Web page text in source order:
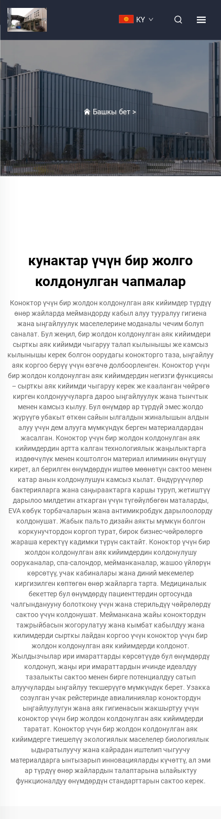
KY
Башкы бет>
кунактар үчүн бир жолго
колдонулган чапмалар
Коноктор үчүн бир жолдон колдонулган аяк кийимдер түрдүү
өнөр жайларда меймандорду кабыл алуу тууралуу гигиена
жана ыңгайлуулук маселелерине моданалы чечим болуп
саналат. Бул жеңил, бир жолдон колдонулган аяк кийимдери
сырткы аяк кийимди чыгаруу талап кылынышы же камсыз
кылынышы керек болгон оорудагы конокторго таза, ыңгайлуу
аяк коргоо берүү үчүн өзгөчө долбоорленген. Коноктор үчүн
бир жолдон колдонулган аяк кийимдердин негизги функциясы
– сырткы аяк кийимди чыгаруу керек же кааланган чөйрөгө
кирген колдонуучуларга дароо ыңгайлуулук жана тынчтык
менен камсыз кылуу. Бул өнүмдөр ар түрдүй эмес жолдо
жүрүүгө убакыт өткөн сайын ылгалдын жиналышын алдын
алуу үчүн дем алууга мүмкүндүк берген материалдардан
жасалган. Коноктор үчүн бир жолдон колдонулган аяк
кийимдердин артта калган технологиялык жаңылыктарга
издөөчүлүк менен коштолгон материал илиминин өнүгүшү
кирет, ал берилген өнүмдөрдүн иштөө мөөнөтүн сактоо менен
катар анын колдонулушун камсыз кылат. Өндүрүүчүлөр
бактерияларга жана саңыраактарга каршы туруп, жетиштүү
дарылоо милдетин аткарган үчүн түгөйүлбөгөн маталарды,
EVA көбүк торбачаларын жана антимикробдук дарылоолорду
колдонушат. Жабык пальто дизайн аякты мүмкүн болгон
коркунучтордон коргоп турат, бирок бизнес-чөйрөлөргө
жараша керектүү кадимки түрүн сактайт. Коноктор үчүн бир
жолдон колдонулган аяк кийимдердин колдонулушу
ооруканалар, спа-салондор, мейманканалар, жашоо үйлөрүн
көрсөтүү, учак кабиналары жана диний мекемелер
киргизилген көптөгөн өнөр жайларга тарта. Медициналык
бекеттер бул өнүмдөрдү пациенттердин ортосунда
чалгынданууну болоткону үчүн жана стерильдүү чөйрөлөрдү
сактоо үчүн колдонушат. Мейманкана жайы коноктордун
тажрыйбасын жогорулатуу жана кымбат кабылдуу жана
килимдерди сырткы лайдан коргоо үчүн коноктор үчүн бир
жолдон колдонулган аяк кийимдерди колдонот.
Жылдызчылар ири имараттарды көрсөтүүдө бул өнүмдөрдү
колдонуп, жаңы ири имараттардын ичинде идеалдуу
тазалыкты сактоо менен бирге потенциалдуу сатып
алуучуларды ыңгайлуу текшерүүгө мүмкүндүк берет. Узакка
созулган учак рейстеринде авиалиниялар коноктордун
ыңгайлуулугун жана аяк гигиенасын жакшыртуу үчүн
коноктор үчүн бир жолдон колдонулган аяк кийимдерди
таратат. Коноктор үчүн бир жолдон колдонулган аяк
кийимдерге тиешелүү экологиялык маселелер биологиялык
ыдыратылуучу жана кайрадан иштелип чыгуучу
материалдарга ынтызарып инновацияларды күчөттү, ал эми
ар түрдүү өнөр жайлардын талаптарына ылайыктуу
функционалдуу өнүмдөрдүн стандарттарын сактоо керек.